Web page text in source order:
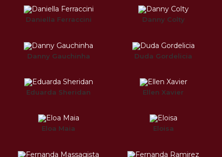
Daniella Ferraccini Danny Colty
Danny Gauchinha Duda Gordelicia
Eduarda Sheridan Ellen Xavier
Eloa Maia Eloisa